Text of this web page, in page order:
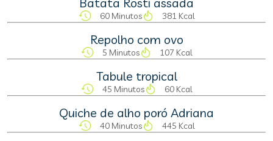
60 Minutos 381 Kcal
Repolho com ovo
5 Minutos 107 Kcal
Tabule tropical
45 Minutos 60 Kcal
Quiche de alho poró Adriana
40 Minutos 445 Kcal